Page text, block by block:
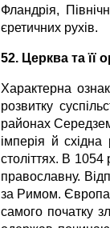
Фландрія,
єретичних рухів.
52. Церква та її
Характерна
розвитку
районах
імперія й
століттях. В
православну.
за Римом. Європа
самого початку